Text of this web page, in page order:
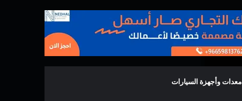
معدات وأجهزة السيارات